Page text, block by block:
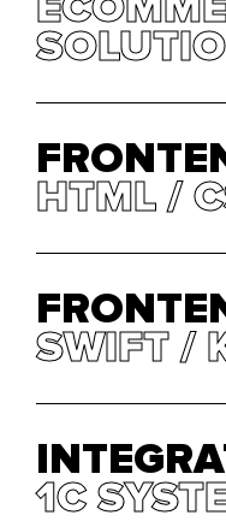
HTML /
HTML /
SWIFT /
SWIFT /
1C
1C